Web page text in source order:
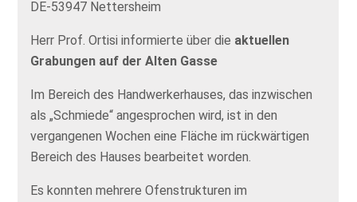
DE-53947 Nettersheim
Herr Prof. Ortisi informierte über die aktuellen
Grabungen auf der Alten Gasse
Im Bereich des Handwerkerhauses, das inzwischen
als „Schmiede“ angesprochen wird, ist in den
vergangenen Wochen eine Fläche im rückwärtigen
Bereich des Hauses bearbeitet worden.
Es konnten mehrere Ofenstrukturen im